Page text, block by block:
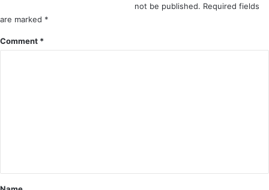
श
र
,
प
न
not be published. Required fields
are marked *
Comment *